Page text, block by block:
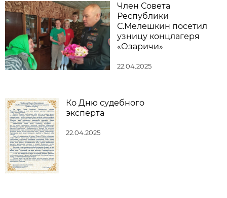
Член Совета
Республики
С.Мелешкин посетил
узницу концлагеря
«Озаричи»
22.04.2025
Ко Дню судебного
эксперта
22.04.2025